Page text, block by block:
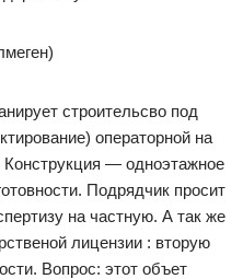
строительсво под
операторной на
— одноэтажное
Подрядчик просит
на частную. А так же
лицензии : вторую
Вопрос: этот объет